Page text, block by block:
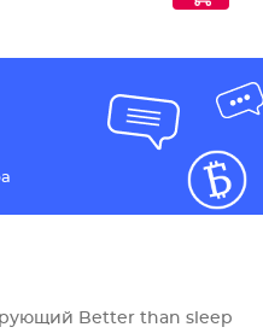
Better than sleep